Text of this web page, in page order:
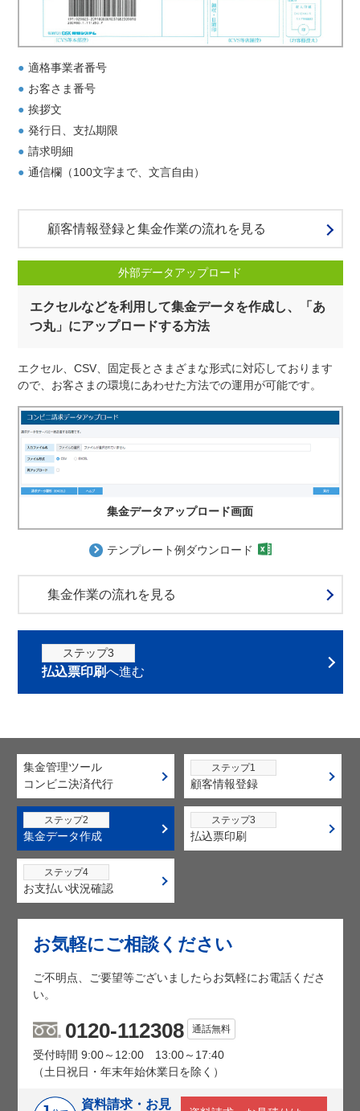
適格事業者番号
お客さま番号
挨拶文
発行日、支払期限
請求明細
通信欄（100文字まで、文言自由）
顧客情報登録と集金作業の流れを見る
外部データアップロード
エクセルなどを利用して集金データを作成し、「あ
つ丸」にアップロードする方法
エクセル、CSV、固定長とさまざまな形式に対応しております
ので、お客さまの環境にあわせた方法での運用が可能です。
集金データアップロード画面
テンプレート例ダウンロード
集金作業の流れを見る
ステップ3
払込票印刷へ進む
集金管理ツール
コンビニ決済代行
ステップ1
顧客情報登録
ステップ2
集金データ作成
ステップ3
払込票印刷
ステップ4
お支払い状況確認
お気軽にご相談ください
ご不明点、ご要望等ございましたらお気軽にお電話くださ
い。
0120-112308 通話無料
受付時間 9:00～12:00 13:00～17:40
（土日祝日・年末年始休業日を除く）
資料請求・ お見